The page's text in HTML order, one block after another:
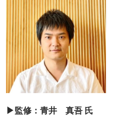
▶監修：青井 真吾 氏